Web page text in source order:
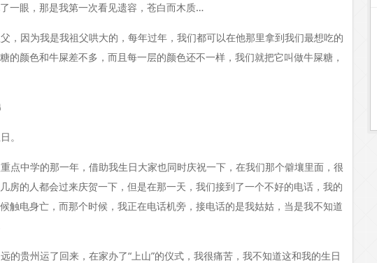
一眼，那是我第一次看见遗容，苍白而木质…
，因为我是我祖父哄大的，每年过年，我们都可以在他那里拿到我们最想吃的
颜色和牛屎差不多，而且每一层的颜色还不一样，我们就把它叫做牛屎糖，
。
点中学的那一年，借助我生日大家也同时庆祝一下，在我们那个僻壤里面，很
房的人都会过来庆贺一下，但是在那一天，我们接到了一个不好的电话，我的
触电身亡，而那个时候，我正在电话机旁，接电话的是我姑姑，当是我不知道
的贵州运了回来，在家办了“上山”的仪式，我很痛苦，我不知道这和我的生日